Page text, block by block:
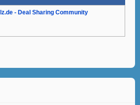
- Deal Sharing Community